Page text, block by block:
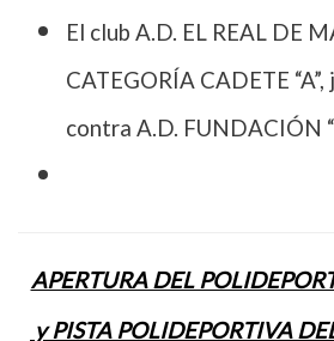
El club A.D. EL REAL DE
CATEGORÍA CADETE “A”,
contra A.D. FUNDACIÓN
APERTURA DEL
y PISTA POLIDEPORTIVA